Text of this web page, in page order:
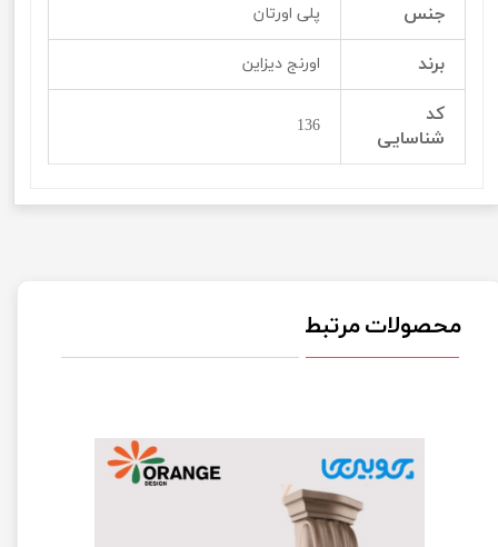
جنس پلی اورتان
برند اورنج دیزاین
کد
شناسایی
136
محصولات مرتبط